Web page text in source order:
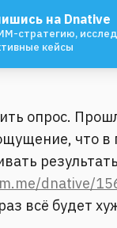
на Dnative
стратегию,
кейсы
опрос.
что в
dnative/
всё будет